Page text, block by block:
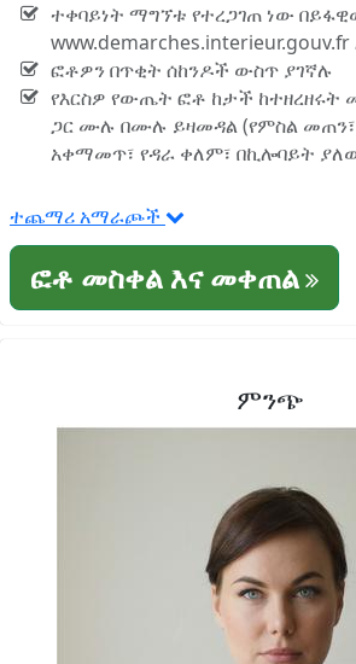
ተቀባይነት ማግኘቱ የተረጋገጠ ነው
ፎቶዎን በጥቂት ሰከንዶች ውስጥ ያገኛሉ
የእርስዎ የውጤት ፎቶ ከታች ከተዘረዘሩት
ጋር ሙሉ በሙሉ ይዛመዳል (የምስል መጠን፣
አቀማመጥ፣ የዳራ ቀለም፣ በኪሎባይት
ተጨማሪ አማራጮች
ፎቶ መስቀል እና መቀጠል
ምንጭ